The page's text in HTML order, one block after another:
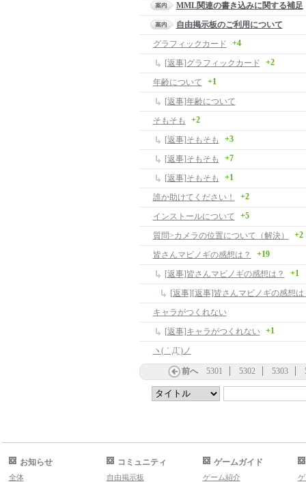
MML関連の書き込みに関する補足
自由掲示板のご利用について
グラフィックカード
+4
[返事]グラフィックカード +2
年齢について +1
[返事]年齢について
そもそも
+2
[返事]そもそも +3
[返事]そもそも +7
[返事]そもそも +1
誰か助けてください！ +2
インストールについて +5
質問>カメラの位置について（解決） +2
皆さんマビノギの感想は？ +19
[返事]皆さんマビノギの感想は？ +1
[返事][返事]皆さんマビノギの感想は
キャラがつくれない
[返事]キャラがつくれない
+1
ヽ(｀Д´)ノ
前へ 5301 5302 5303
お知らせ
全体
コミュニティ
自由掲示板
ゲームガイド
ゲーム紹介